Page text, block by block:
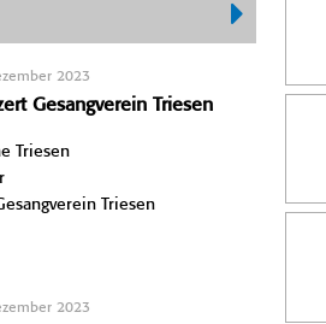
2023
Gesangverein Triesen
Triesen
Triesen
2023